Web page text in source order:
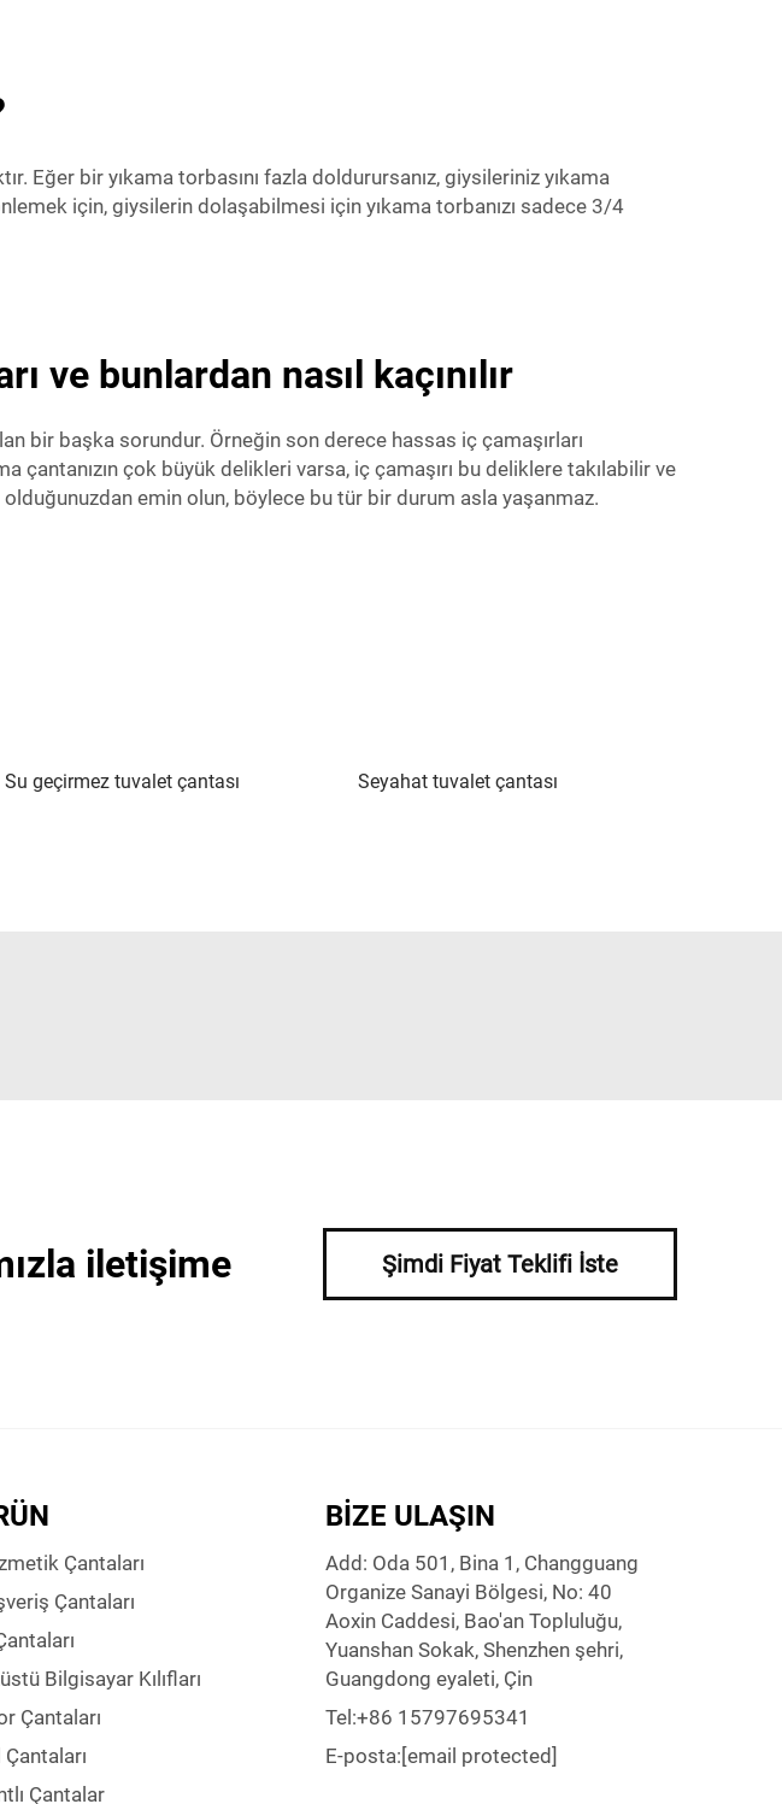
Eğer bir yıkama torbasını fazla doldurursanız, giysileriniz yıkama
için, giysilerin dolaşabilmesi için yıkama torbanızı sadece 3/4
ve bunlardan nasıl kaçınılır
bir başka sorundur. Örneğin son derece hassas iç çamaşırları
çantanızın çok büyük delikleri varsa, iç çamaşırı bu deliklere takılabilir ve
emin olun, böylece bu tür bir durum asla yaşanmaz.
Su geçirmez tuvalet çantası
Seyahat tuvalet çantası
iletişime
Şimdi Fiyat Teklifi İste
Çantaları
Çantaları
Bilgisayar Kılıfları
Çantaları
Çantaları
Çantalar
BIZE ULAŞIN
Add: Oda 501, Bina 1, Changguang
Organize Sanayi Bölgesi, No: 40
Aoxin Caddesi, Bao'an Topluluğu,
Yuanshan Sokak, Shenzhen şehri,
Guangdong eyaleti, Çin
Tel:+86 15797695341
E-posta: [email protected]